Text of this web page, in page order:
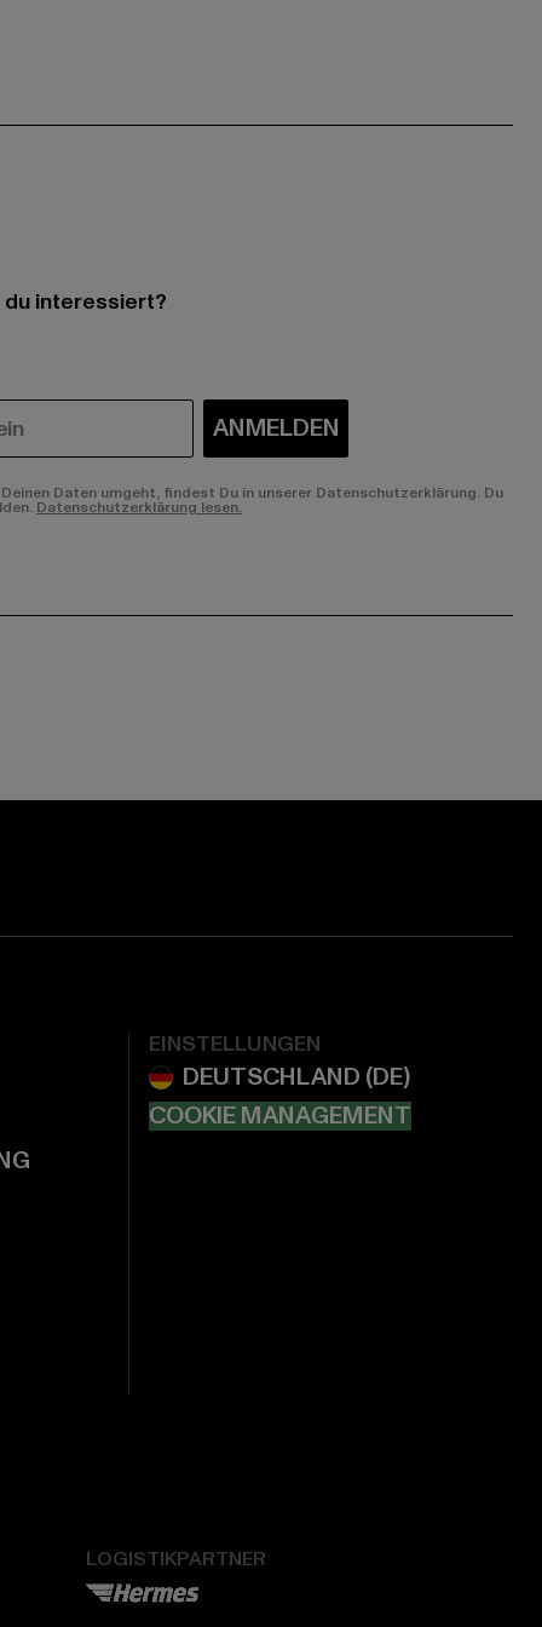
interessiert?
ANMELDEN
Daten umgeht, findest Du in unserer Datenschutzerklärung. Du
Datenschutzerklärung lesen.
EINSTELLUNGEN
COOKIE MANAGEMENT
LOGISTIKPARTNER